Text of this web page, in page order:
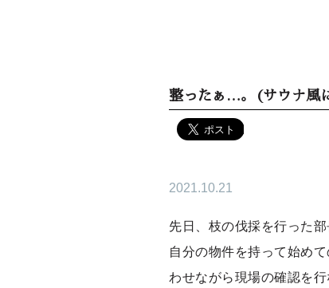
整ったぁ…。(サウナ風
2021.10.21
先日、枝の伐採を行った
自分の物件を持って始め
わせながら現場の確認を